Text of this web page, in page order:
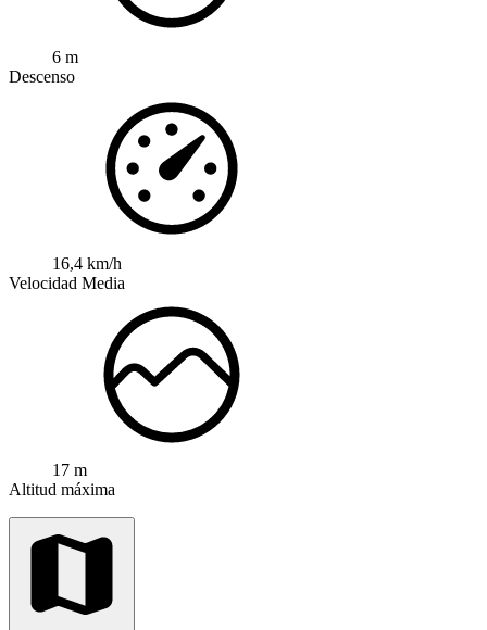
6 m
Descenso
16,4 km/h
Velocidad Media
17 m
Altitud máxima